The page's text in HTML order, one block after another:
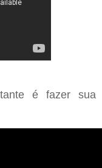
é fazer sua